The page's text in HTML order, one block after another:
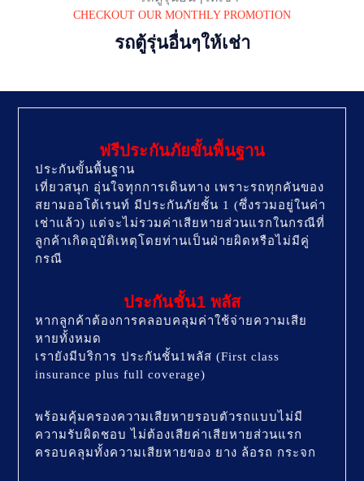
CHECKOUT OUR MONTHLY PROMOTION
รถตู้รุ่นอื่นๆให้เช่า
ฟรีประกันภัยขั้นพื้นฐาน
ประกันขั้นพื้นฐาน
เที่ยวสนุก อุ่นใจทุกการเดินทาง เพราะรถทุกคันของ
สยามออโต้เรนท์ มีประกันภัยชั้น 1 (ซึ่งรวมอยู่ในค่า
เช่าแล้ว) แต่จะไม่รวมค่าเสียหายส่วนแรกในกรณีที่
ลูกค้าเกิดอุบัติเหตุโดยท่านเป็นฝ่ายผิดหรือไม่มีคู่
กรณี
ประกันชั้น1 พลัส
หากลูกค้าต้องการคลอบคลุมค่าใช้จ่ายความเสีย
หายทั้งหมด
เรายังมีบริการ ประกันชั้น1พลัส (First class
insurance plus full coverage)
พร้อมคุ้มครองความเสียหายรอบตัวรถแบบไม่มี
ความรับผิดชอบ ไม่ต้องเสียค่าเสียหายส่วนแรก
ครอบคลุมทั้งความเสียหายของ ยาง ล้อรถ กระจก